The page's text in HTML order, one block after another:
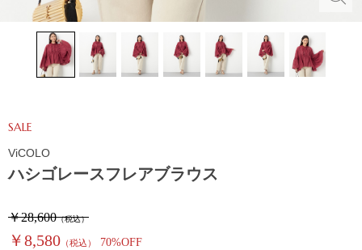
ハシゴレースフレアブラウス
SALE
￥28,600（税込）
￥8,580 （税込） 70%OFF
ViCOLO